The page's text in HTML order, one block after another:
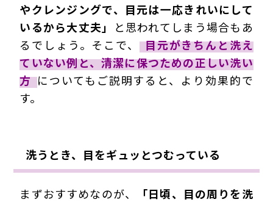
やクレンジングで、目元は一応きれいにして
いるから大丈夫」
と思われてしまう場合もあ
るでしょう。そこで、
目元がきちんと洗え
ていない例と、清潔に保つための正しい洗い
方 についてもご説明すると、より効果的で
す。
洗うとき、目をギュッとつむっている
まずおすすめなのが、
「日頃、目の周りを洗